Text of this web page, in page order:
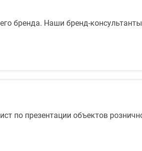
бренда. Наши бренд-
по презентации объектов